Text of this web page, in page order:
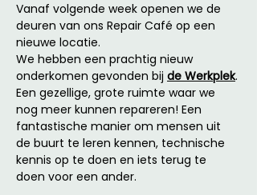
Vanaf volgende week openen we de
deuren van ons Repair Café op een
nieuwe locatie.
We hebben een prachtig nieuw
onderkomen gevonden bij de Werkplek.
Een gezellige, grote ruimte waar we
nog meer kunnen repareren! Een
fantastische manier om mensen uit
de buurt te leren kennen, technische
kennis op te doen en iets terug te
doen voor een ander.